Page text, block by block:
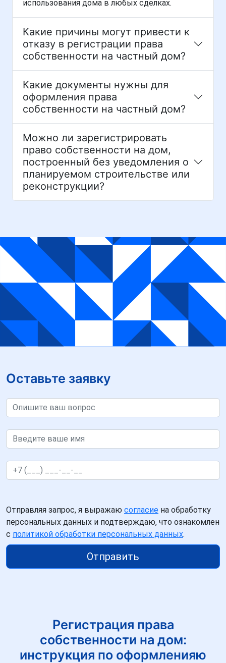
использования дома в любых сделках.
Какие причины могут привести к
отказу в регистрации права
собственности на частный дом?
Какие документы нужны для
оформления права
собственности на частный дом?
Можно ли зарегистрировать
право собственности на дом,
построенный без уведомления о
планируемом строительстве или
реконструкции?
Оставьте заявку
Отправляя запрос, я выражаю согласие на обработку
персональных данных и подтверждаю, что ознакомлен
с политикой обработки персональных данных.
Отправить
Регистрация права
собственности на дом:
инструкция по оформленияю